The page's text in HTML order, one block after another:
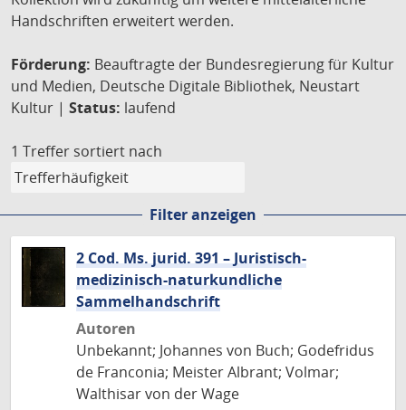
Handschriften erweitert werden.
Förderung: Beauftragte der Bundesregierung für Kultur
und Medien, Deutsche Digitale Bibliothek, Neustart
Kultur | Status: laufend
1 Treffer sortiert nach
Filter anzeigen
2 Cod. Ms. jurid. 391 – Juristisch-
medizinisch-naturkundliche
Sammelhandschrift
Autoren
Unbekannt; Johannes von Buch; Godefridus
de Franconia; Meister Albrant; Volmar;
Walthisar von der Wage